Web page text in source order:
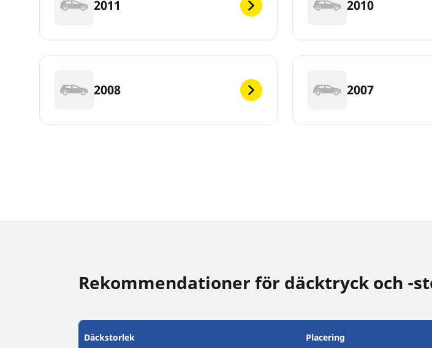
2011 2010
2008 2007
Rekommendationer för däcktryck och -
Däckstorlek Placering